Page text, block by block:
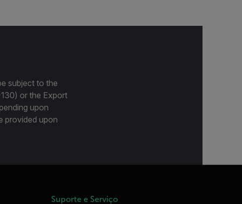
subject to the
or the Export
upon
provided upon
Suporte e Serviço